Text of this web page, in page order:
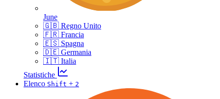
June
🇬🇧 Regno Unito
🇫🇷 Francia
🇪🇸 Spagna
🇩🇪 Germania
🇮🇹 Italia
Statistiche
Elenco Shift + 2